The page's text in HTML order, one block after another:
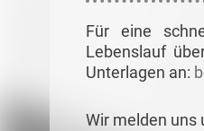
Für eine
Lebenslauf
Unterlagen an:
Wir melden uns